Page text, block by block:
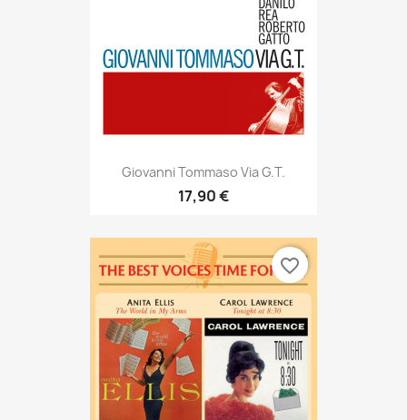
Giovanni Tommaso Via G.T.
17,90 €
favorite_border